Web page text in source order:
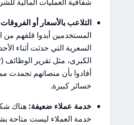
شفافية العمليات المالية
التلاعب بالأسعار أو
المستخدمين أبدوا قلقهم من
السعرية التي حدثت أثناء
أفادوا بأن منصاتهم تجمدت
خسائر كبيرة.
خدمة عملاء ضعيفة: هناك
خدمة العملاء ليست متاحة